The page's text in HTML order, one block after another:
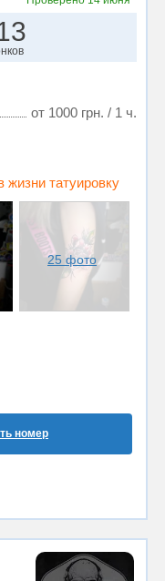
от 1000 грн. / 1 ч.
татуировку
25 фото
номер